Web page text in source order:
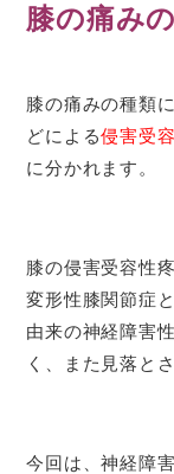
膝の痛み
膝の痛みの種類
どによる侵害受
に分かれます。
膝の侵害受容性
変形性膝関節症
由来の神経障害
く、また見落と
今回は、神経障